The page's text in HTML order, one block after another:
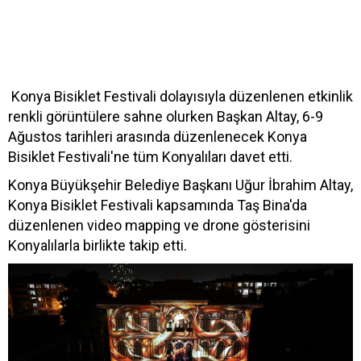
Konya Bisiklet Festivali dolayısıyla düzenlenen etkinlik
renkli görüntülere sahne olurken Başkan Altay, 6-9
Ağustos tarihleri arasında düzenlenecek Konya
Bisiklet Festivali'ne tüm Konyalıları davet etti.
Konya Büyükşehir Belediye Başkanı Uğur İbrahim Altay,
Konya Bisiklet Festivali kapsamında Taş Bina'da
düzenlenen video mapping ve drone gösterisini
Konyalılarla birlikte takip etti.